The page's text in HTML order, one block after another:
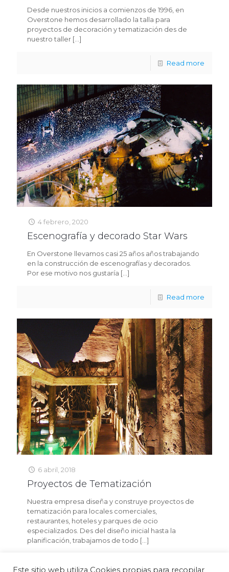
Desde nuestros inicios a comienzos de 1996, en
Overstone hemos desarrollado la talla para
proyectos de decoración y tematización des de
nuestro taller […]
Read more
4 febrero, 2020
Escenografía y decorado Star Wars
En Overstone llevamos casi 25 años años trabajando
en la construcción de escenografías y decorados.
Por ese motivo nos gustaría […]
Read more
6 abril, 2018
Proyectos de Tematización
Nuestra empresa diseña y construye proyectos de
tematización para locales comerciales,
restaurantes, hoteles y parques de ocio
especializados. Des del diseño inicial hasta la
planificación, trabajamos de todo […]
Este sitio web utiliza Cookies propias para recopilar